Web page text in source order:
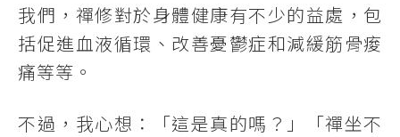
我們，禪修對於身體健康有不少的益處，包
括促進血液循環、改善憂鬱症和減緩筋骨痠
痛等等。
不過，我心想：「這是真的嗎？」「禪坐不